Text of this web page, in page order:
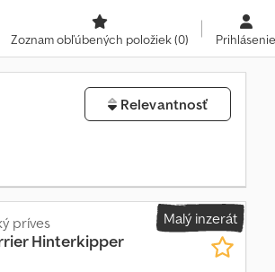
Zoznam obľúbených položiek(0) Prihlásenie
Relevantnosť
Malý inzerát
príves
Hinterkipper